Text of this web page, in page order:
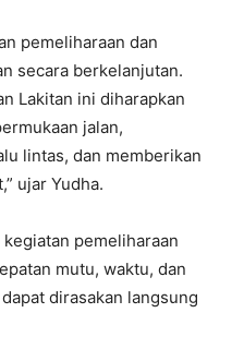
pemeliharaan dan
secara berkelanjutan.
Lakitan ini diharapkan
jalan,
lintas, dan memberikan
ujar Yudha.
pemeliharaan
mutu, waktu, dan
dirasakan langsung